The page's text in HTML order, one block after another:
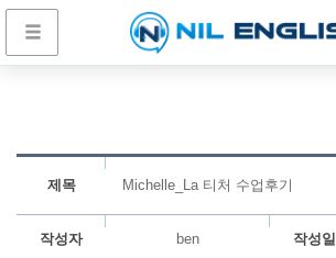
제목 Michelle_La 티처 수업후기
작성자 ben 작성일